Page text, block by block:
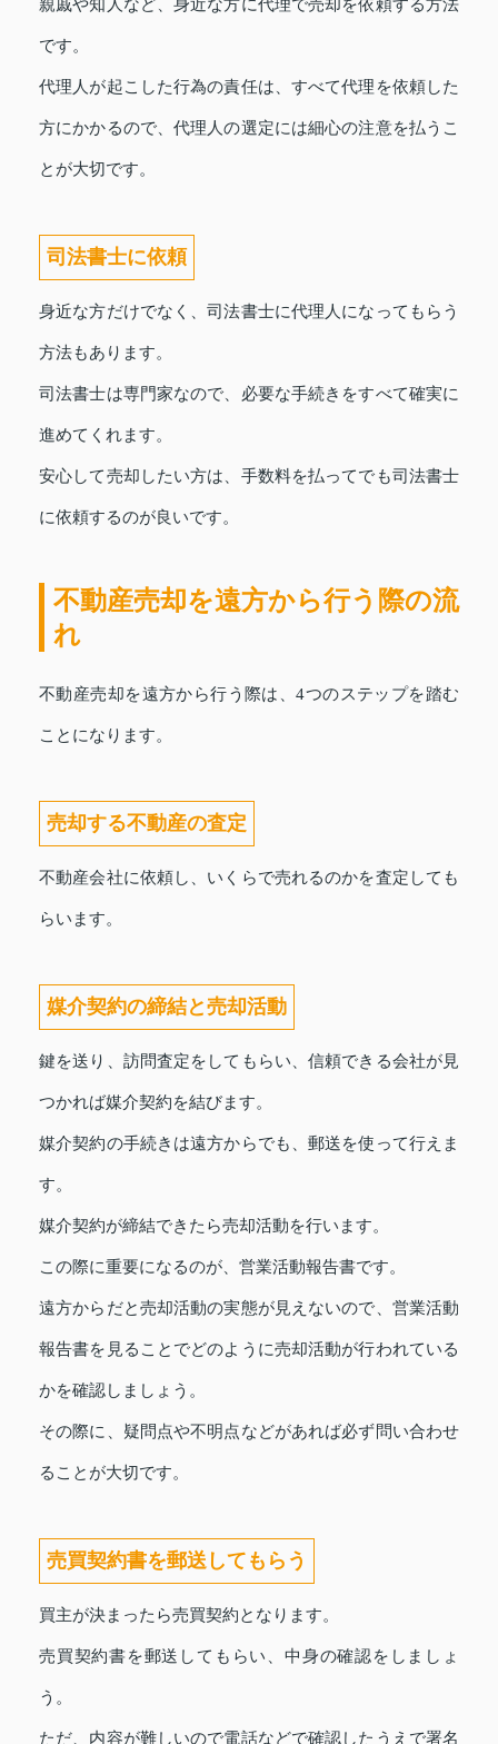
親戚や知人など、身近な方に代理で売却を依頼する方法
です。
代理人が起こした行為の責任は、すべて代理を依頼した
方にかかるので、代理人の選定には細心の注意を払うこ
とが大切です。
司法書士に依頼
身近な方だけでなく、司法書士に代理人になってもらう
方法もあります。
司法書士は専門家なので、必要な手続きをすべて確実に
進めてくれます。
安心して売却したい方は、手数料を払ってでも司法書士
に依頼するのが良いです。
不動産売却を遠方から行う際の流
れ
不動産売却を遠方から行う際は、4つのステップを踏む
ことになります。
売却する不動産の査定
不動産会社に依頼し、いくらで売れるのかを査定しても
らいます。
媒介契約の締結と売却活動
鍵を送り、訪問査定をしてもらい、信頼できる会社が見
つかれば媒介契約を結びます。
媒介契約の手続きは遠方からでも、郵送を使って行えま
す。
媒介契約が締結できたら売却活動を行います。
この際に重要になるのが、営業活動報告書です。
遠方からだと売却活動の実態が見えないので、営業活動
報告書を見ることでどのように売却活動が行われている
かを確認しましょう。
その際に、疑問点や不明点などがあれば必ず問い合わせ
ることが大切です。
売買契約書を郵送してもらう
買主が決まったら売買契約となります。
売買契約書を郵送してもらい、中身の確認をしましょ
う。
ただ、内容が難しいので電話などで確認したうえで署名